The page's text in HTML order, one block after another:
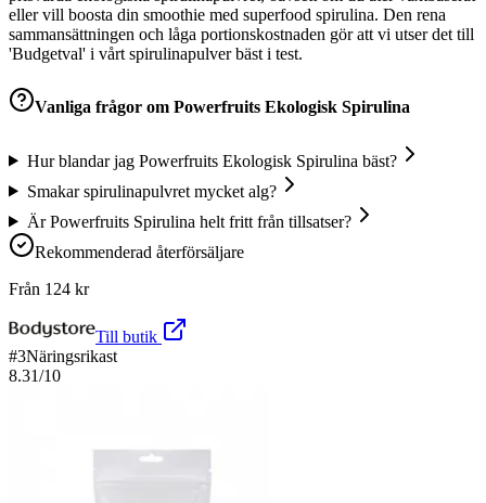
eller vill boosta din smoothie med superfood spirulina. Den rena
sammansättningen och låga portionskostnaden gör att vi utser det till
'Budgetval' i vårt spirulinapulver bäst i test.
Vanliga frågor om Powerfruits Ekologisk Spirulina
Hur blandar jag Powerfruits Ekologisk Spirulina bäst?
Smakar spirulinapulvret mycket alg?
Är Powerfruits Spirulina helt fritt från tillsatser?
Rekommenderad återförsäljare
Från 124 kr
Till butik
#3Näringsrikast
8.31/10